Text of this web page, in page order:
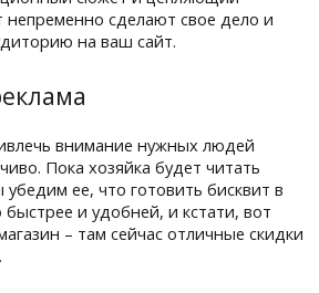
непременно сделают свое дело и
на ваш сайт.
внимание нужных людей
Пока хозяйка будет читать
ее, что готовить бисквит в
быстрее и удобней, и кстати, вот
– там сейчас отличные скидки